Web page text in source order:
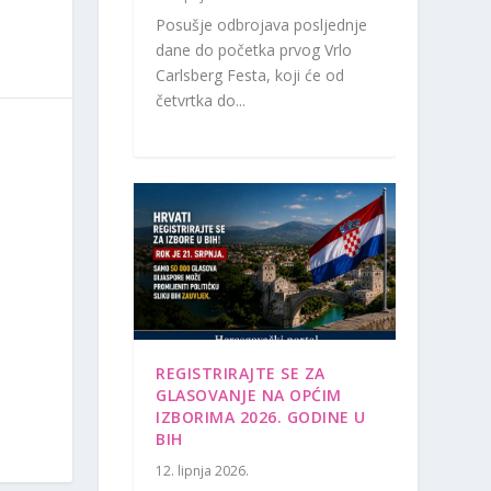
Posušje odbrojava posljednje
dane do početka prvog Vrlo
Carlsberg Festa, koji će od
četvrtka do...
REGISTRIRAJTE SE ZA
GLASOVANJE NA OPĆIM
IZBORIMA 2026. GODINE U
BIH
12. lipnja 2026.